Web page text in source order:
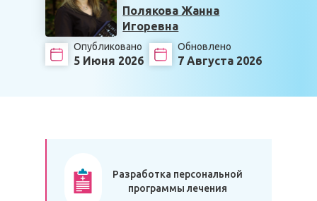
Полякова Жанна
Игоревна
Опубликовано
5 Июня 2026
Обновлено
7 Августа 2026
Разработка персональной
программы лечения